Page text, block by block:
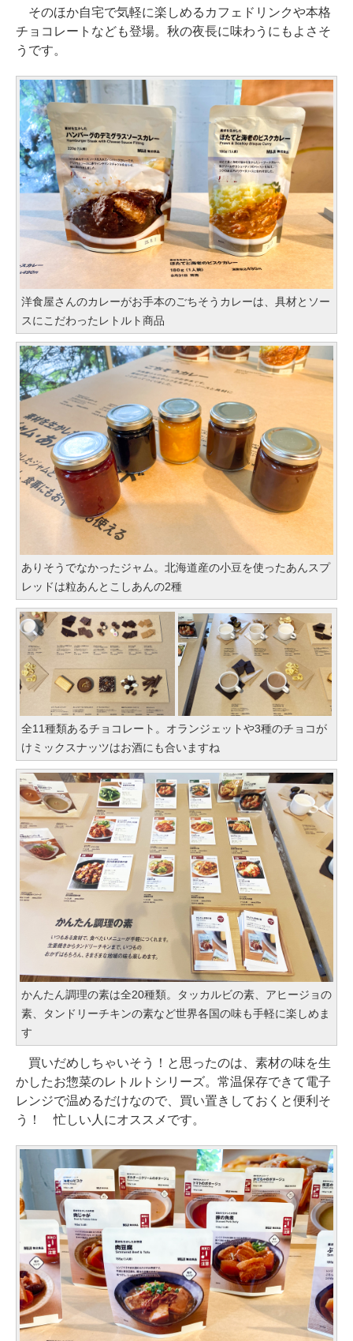
そのほか自宅で気軽に楽しめるカフェドリンクや本格
チョコレートなども登場。秋の夜長に味わうにもよさそ
うです。
洋食屋さんのカレーがお手本のごちそうカレーは、具材とソー
スにこだわったレトルト商品
ありそうでなかったジャム。北海道産の小豆を使ったあんスプ
レッドは粒あんとこしあんの2種
全11種類あるチョコレート。オランジェットや3種のチョコが
けミックスナッツはお酒にも合いますね
かんたん調理の素は全20種類。タッカルビの素、アヒージョの
素、タンドリーチキンの素など世界各国の味も手軽に楽しめま
す
買いだめしちゃいそう！と思ったのは、素材の味を生
かしたお惣菜のレトルトシリーズ。常温保存できて電子
レンジで温めるだけなので、買い置きしておくと便利そ
う！ 忙しい人にオススメです。